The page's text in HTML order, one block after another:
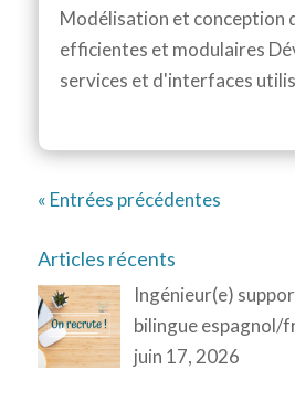
Modélisation et conception
efficientes et modulaires
services et d'interfaces
« Entrées précédentes
Articles récents
Ingénieur(e)
bilingue espagnol/
juin 17, 2026